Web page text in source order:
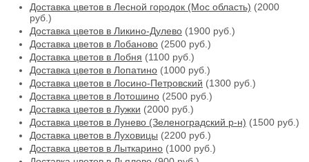
Доставка цветов в Лесной городок (Мос область) (2000
руб.)
Доставка цветов в Ликино-Дулево (1900 руб.)
Доставка цветов в Лобаново (2500 руб.)
Доставка цветов в Лобня (1100 руб.)
Доставка цветов в Лопатино (1000 руб.)
Доставка цветов в Лосино-Петровский (1300 руб.)
Доставка цветов в Лотошино (2500 руб.)
Доставка цветов в Лужки (2000 руб.)
Доставка цветов в Лунево (Зеленоградский р-н) (1500 руб.)
Доставка цветов в Луховицы (2200 руб.)
Доставка цветов в Лыткарино (1000 руб.)